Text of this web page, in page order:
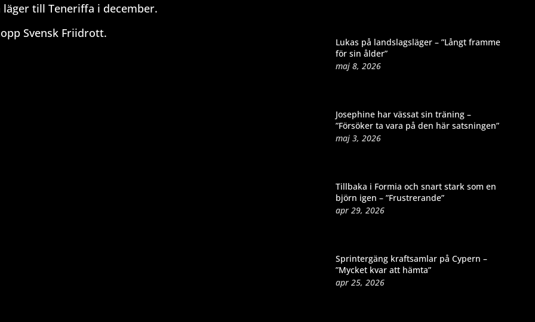
till Teneriffa i december.
Svensk Friidrott.
Lukas på landslagsläger – ”Långt framme
för sin ålder”
maj 8, 2026
Josephine har vässat sin träning –
”Försöker ta vara på den här satsningen”
maj 3, 2026
Tillbaka i Formia och snart stark som en
björn igen – ”Frustrerande”
apr 29, 2026
Sprintergäng kraftsamlar på Cypern –
”Mycket kvar att hämta”
apr 25, 2026